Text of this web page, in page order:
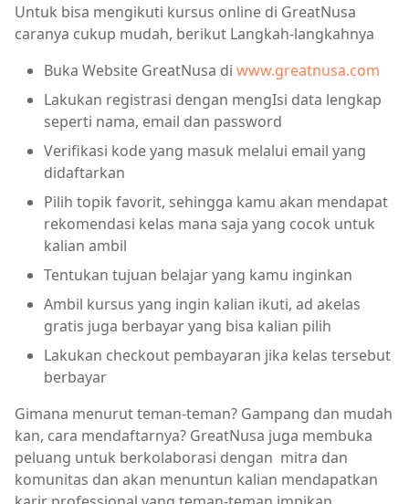
Untuk bisa mengikuti kursus online di GreatNusa
caranya cukup mudah, berikut Langkah-langkahnya
Buka Website GreatNusa di www.greatnusa.com
Lakukan registrasi dengan mengIsi data lengkap
seperti nama, email dan password
Verifikasi kode yang masuk melalui email yang
didaftarkan
Pilih topik favorit, sehingga kamu akan mendapat
rekomendasi kelas mana saja yang cocok untuk
kalian ambil
Tentukan tujuan belajar yang kamu inginkan
Ambil kursus yang ingin kalian ikuti, ad akelas
gratis juga berbayar yang bisa kalian pilih
Lakukan checkout pembayaran jika kelas tersebut
berbayar
Gimana menurut teman-teman? Gampang dan mudah
kan, cara mendaftarnya? GreatNusa juga membuka
peluang untuk berkolaborasi dengan mitra dan
komunitas dan akan menuntun kalian mendapatkan